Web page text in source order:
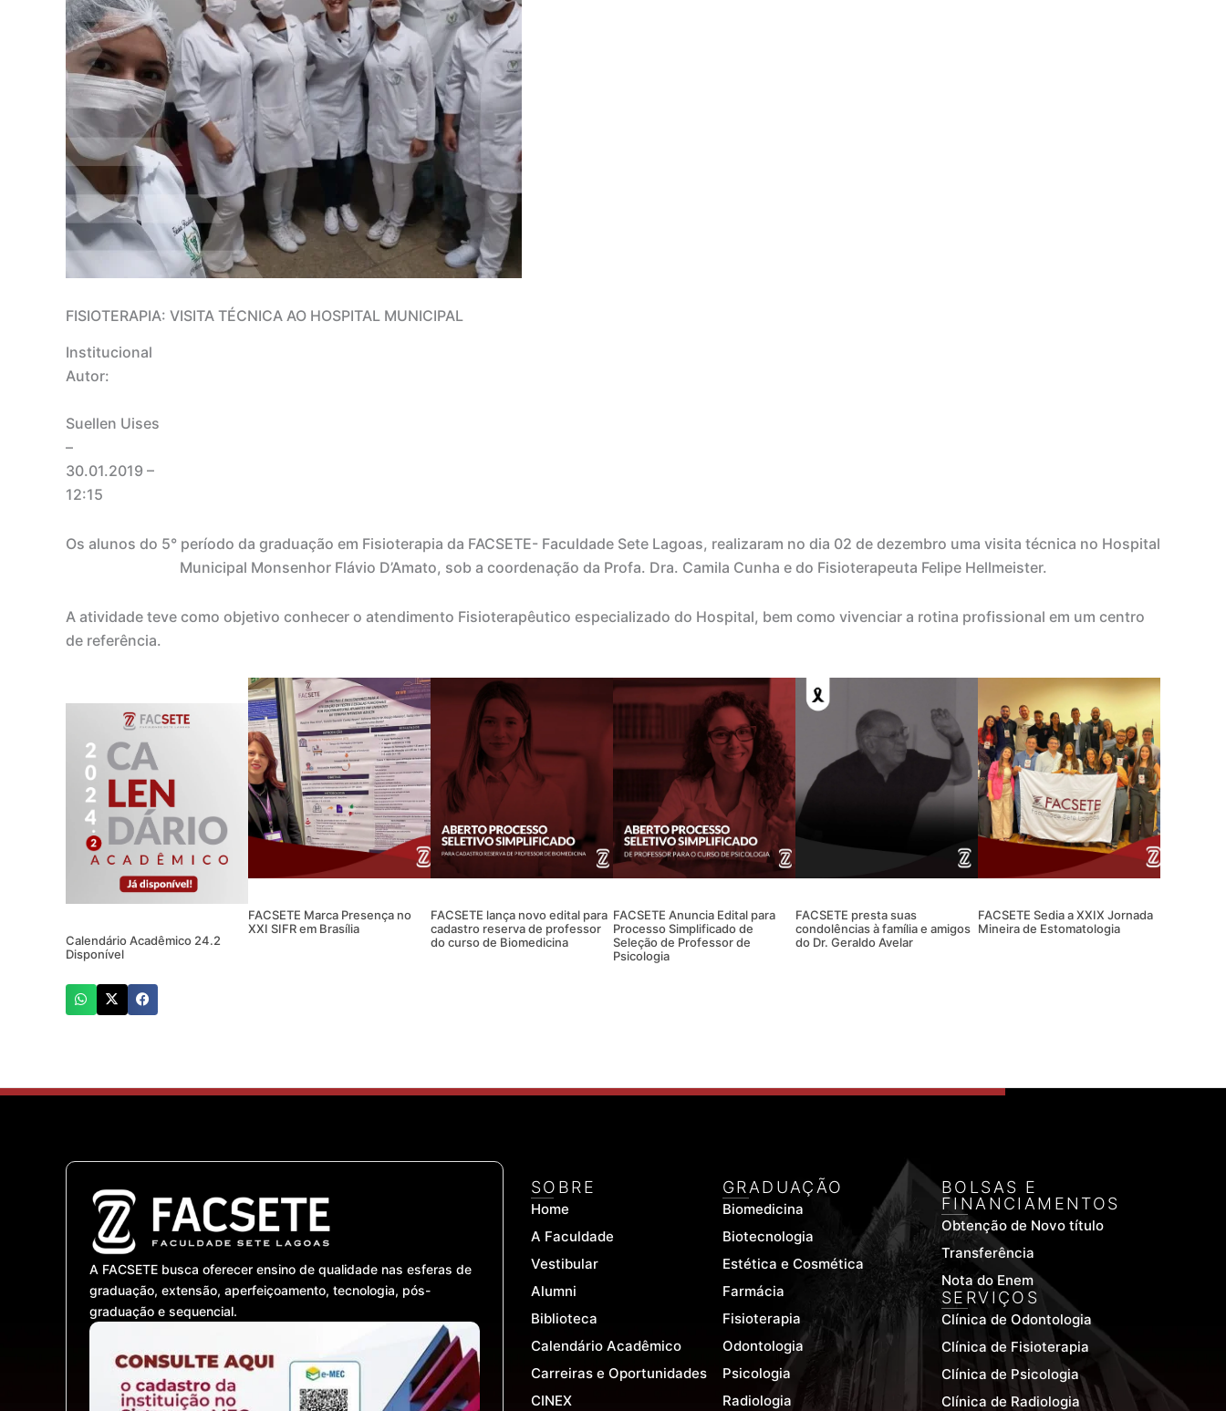
FISIOTERAPIA: VISITA TÉCNICA AO HOSPITAL MUNICIPAL
Institucional
Autor:
Suellen Uises
–
30.01.2019 –
12:15
Os alunos do 5° período da graduação em Fisioterapia da FACSETE- Faculdade Sete Lagoas, realizaram no dia 02 de dezembro uma visita técnica no Hospital
Municipal Monsenhor Flávio D’Amato, sob a coordenação da Profa. Dra. Camila Cunha e do Fisioterapeuta Felipe Hellmeister.
A atividade teve como objetivo conhecer o atendimento Fisioterapêutico especializado do Hospital, bem como vivenciar a rotina profissional em um centro
de referência.
Calendário Acadêmico 24.2
Disponível
FACSETE Marca Presença no
XXI SIFR em Brasília
FACSETE lança novo edital para
cadastro reserva de professor
do curso de Biomedicina
FACSETE Anuncia Edital para
Processo Simplificado de
Seleção de Professor de
Psicologia
FACSETE presta suas
condolências à família e amigos
do Dr. Geraldo Avelar
FACSETE Sedia a XXIX Jornada
Mineira de Estomatologia
A FACSETE busca oferecer ensino de qualidade nas esferas de
graduação, extensão, aperfeiçoamento, tecnologia, pós-
graduação e sequencial.
SOBRE
Home
A Faculdade
Vestibular
Alumni
Biblioteca
Calendário Acadêmico
Carreiras e Oportunidades
CINEX
GRADUAÇÃO
Biomedicina
Biotecnologia
Estética e Cosmética
Farmácia
Fisioterapia
Odontologia
Psicologia
Radiologia
BOLSAS E
FINANCIAMENTOS
Obtenção de Novo título
Transferência
Nota do Enem
SERVIÇOS
Clínica de Odontologia
Clínica de Fisioterapia
Clínica de Psicologia
Clínica de Radiologia